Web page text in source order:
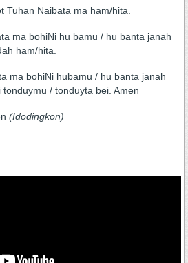
Tuhan Naibata ma ham/hita.
ma bohiNi hu bamu / hu banta janah
ham/hita.
ma bohiNi hubamu / hu banta janah
/ tonduyta bei. Amen
(Idodingkon)